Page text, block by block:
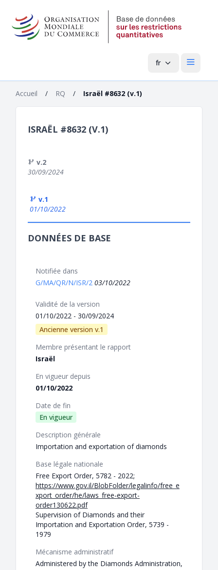
fr Menu
Accueil / RQ / Israël #8632 (v.1)
ISRAËL #8632 (V.1)
v.2
30/09/2024
v.1
01/10/2022
DONNÉES DE BASE
Notifiée dans
G/MA/QR/N/ISR/2 03/10/2022
Validité de la version
01/10/2022 - 30/09/2024
Ancienne version v.1
Membre présentant le rapport
Israël
En vigueur depuis
01/10/2022
Date de fin
En vigueur
Description générale
Importation and exportation of diamonds
Base légale nationale
Free Export Order, 5782 - 2022;
https://www.gov.il/BlobFolder/legalinfo/free_e
xport_order/he/laws_free-export-
order130622.pdf
Supervision of Diamonds and their
Importation and Exportation Order, 5739 -
1979
Mécanisme administratif
Administered by the Diamonds Administration,